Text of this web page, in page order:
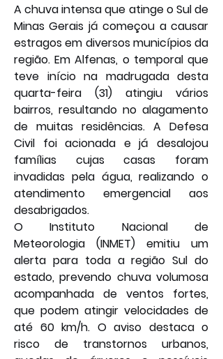
A chuva intensa que atinge o Sul de
Minas Gerais já começou a causar
estragos em diversos municípios da
região. Em Alfenas, o temporal que
teve início na madrugada desta
quarta-feira (31) atingiu vários
bairros, resultando no alagamento
de muitas residências. A Defesa
Civil foi acionada e já desalojou
famílias cujas casas foram
invadidas pela água, realizando o
atendimento emergencial aos
desabrigados.
O Instituto Nacional de
Meteorologia (INMET) emitiu um
alerta para toda a região Sul do
estado, prevendo chuva volumosa
acompanhada de ventos fortes,
que podem atingir velocidades de
até 60 km/h. O aviso destaca o
risco de transtornos urbanos,